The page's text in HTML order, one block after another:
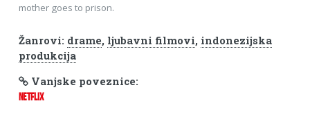
mother goes to prison.
Žanrovi: drame, ljubavni filmovi, indonezijska
produkcija
Vanjske poveznice:
NETFLIX